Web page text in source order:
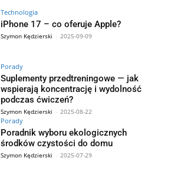
Technologia
iPhone 17 – co oferuje Apple?
Szymon Kędzierski - 2025-09-09
Porady
Suplementy przedtreningowe — jak
wspierają koncentrację i wydolność
podczas ćwiczeń?
Szymon Kędzierski - 2025-08-22
Porady
Poradnik wyboru ekologicznych
środków czystości do domu
Szymon Kędzierski - 2025-07-29